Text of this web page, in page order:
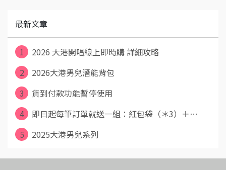
最新文章
1
2026 大港開唱線上即時購 詳細攻略
2
2026大港男兒潛能背包
3
貨到付款功能暫停使用
4
即日起每筆訂單就送一組：紅包袋（＊3）＋⋯
5
2025大港男兒系列